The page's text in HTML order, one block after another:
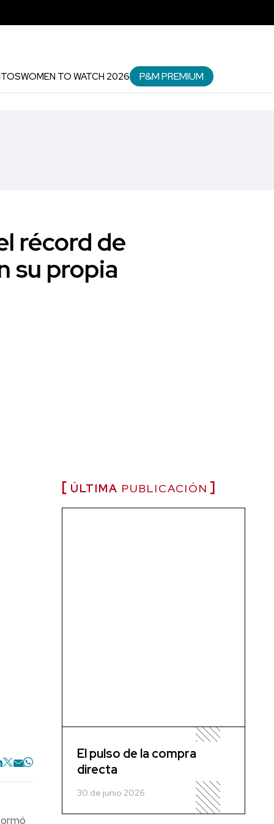
WOMEN TO WATCH 2026 P&M PREMIUM
récord de
su propia
ÚLTIMA PUBLICACIÓN
El pulso de la compra
directa
30 de junio 2026